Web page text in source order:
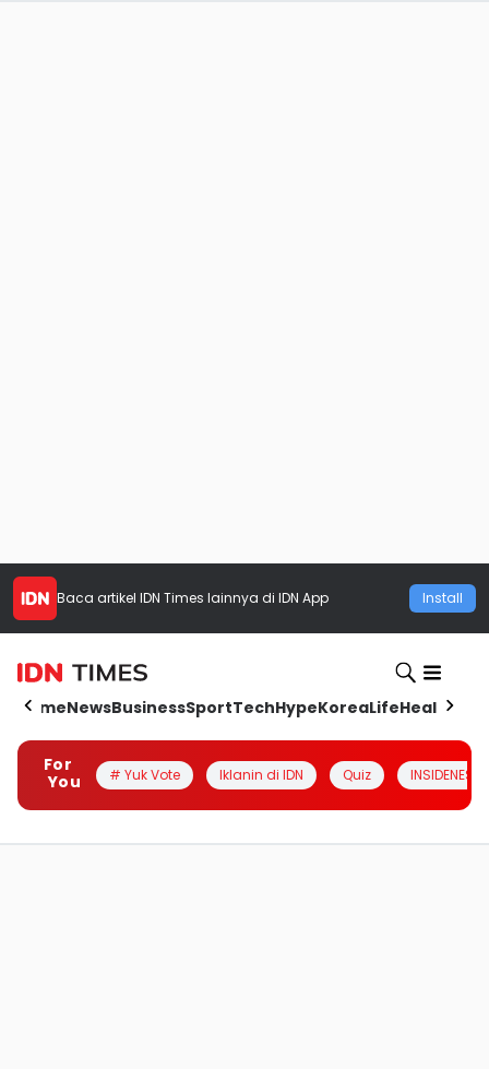
Baca artikel IDN Times lainnya di IDN App Install
HomeNewsBusinessSportTechHypeKoreaLifeHealth
For
You
# Yuk Vote Iklanin di IDN Quiz INSIDENESIA